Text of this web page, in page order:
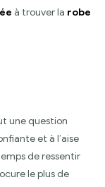
à trouver la robe
une question
et à l’aise
de ressentir
le plus de